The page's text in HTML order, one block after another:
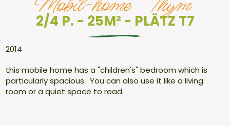
2/4 P. - 25M² - PLÄTZ T7
2014
thismobile home has a "children's" bedroom which is
particularly spacious. You can also use it like a living
room or a quiet space to read.